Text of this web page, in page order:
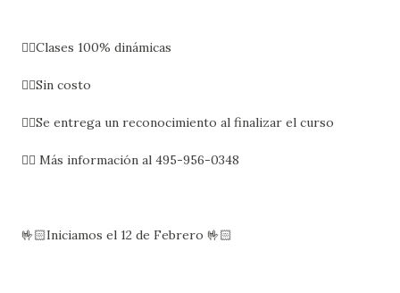
👉🏻Clases 100% dinámicas
👉🏻Sin costo
👉🏻Se entrega un reconocimiento al finalizar el curso
👉🏻 Más información al 495-956-0348
🤟🏻Iniciamos el 12 de Febrero 🤟🏻